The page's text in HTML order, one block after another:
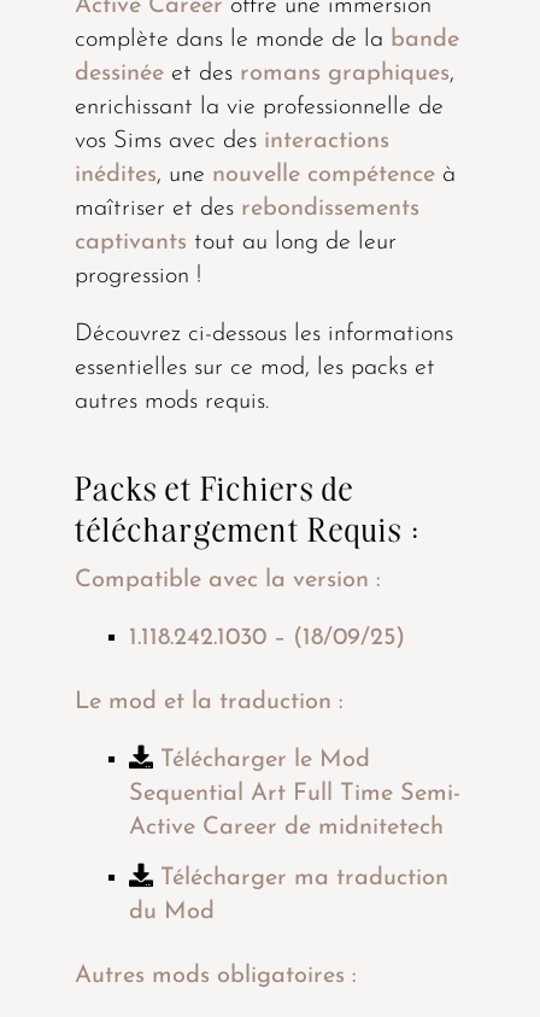
Active Career offre une immersion
complète dans le monde de la bande
dessinéeet des romans graphiques,
enrichissant la vie professionnelle de
vos Sims avec des interactions
inédites, une nouvelle compétenceà
maîtriser et des rebondissements
captivants tout au long de leur
progression !
Découvrez ci-dessous les informations
essentielles sur ce mod, les packs et
autres mods requis.
Packs et Fichiers de
téléchargement Requis :
Compatible avec la version :
1.118.242.1030 – (18/09/25)
Le mod et la traduction :
Télécharger le Mod
Sequential Art Full Time Semi-
Active Career de midnitetech
Télécharger ma traduction
du Mod
Autres mods obligatoires :